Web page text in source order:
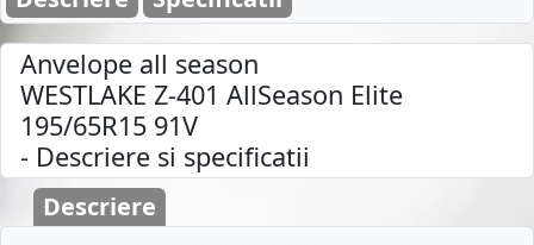
Anvelope all season
WESTLAKE Z-401 AllSeason Elite
195/65R15 91V
- Descriere si specificatii
Descriere